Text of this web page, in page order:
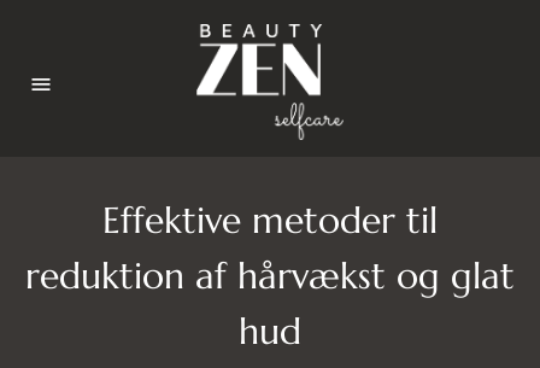
Effektive metoder til
reduktion af hårvækst og glat
hud